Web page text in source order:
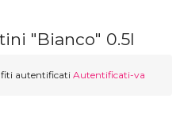
"Bianco" 0.5l
fiti autentificati Autentificati-va